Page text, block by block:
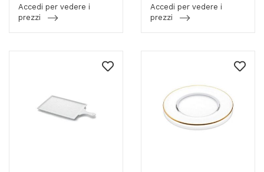
Accedi per vedere i
prezzi
Accedi per vedere i
prezzi